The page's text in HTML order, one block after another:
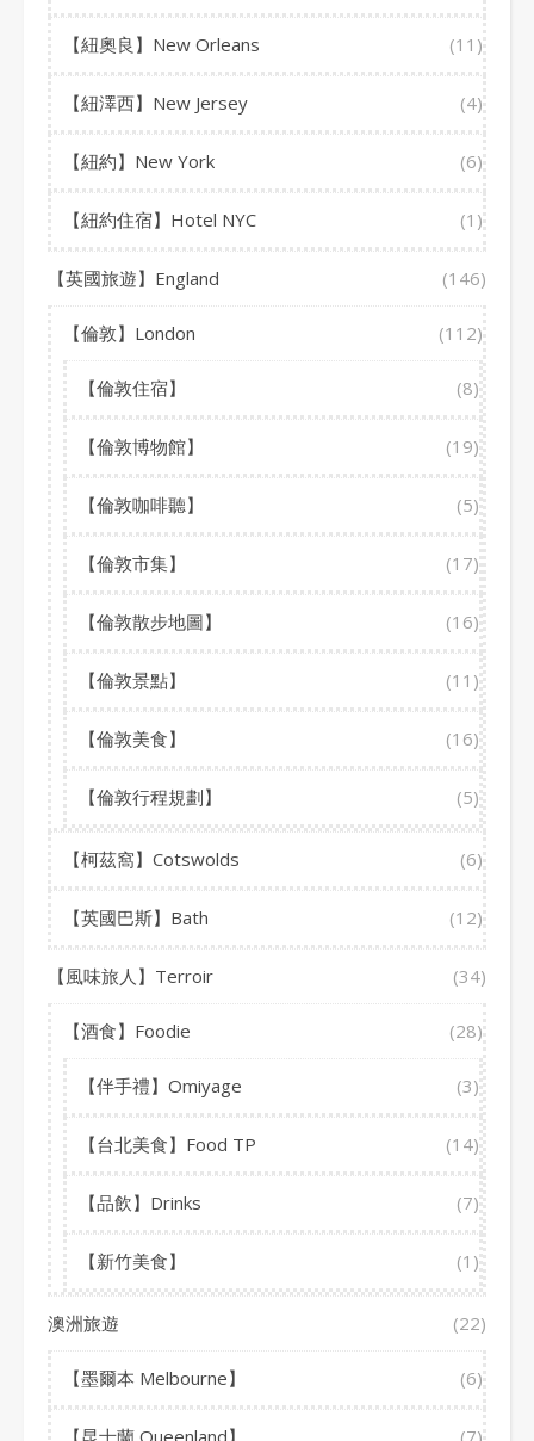
【紐奧良】New Orleans (11)
【紐澤西】New Jersey (4)
【紐約】New York (6)
【紐約住宿】Hotel NYC (1)
【英國旅遊】England (146)
【倫敦】London (112)
【倫敦住宿】 (8)
【倫敦博物館】 (19)
【倫敦咖啡聽】 (5)
【倫敦市集】 (17)
【倫敦散步地圖】 (16)
【倫敦景點】 (11)
【倫敦美食】 (16)
【倫敦行程規劃】 (5)
【柯茲窩】Cotswolds (6)
【英國巴斯】Bath (12)
【風味旅人】Terroir (34)
【酒食】Foodie (28)
【伴手禮】Omiyage (3)
【台北美食】Food TP (14)
【品飲】Drinks (7)
【新竹美食】 (1)
澳洲旅遊 (22)
【墨爾本 Melbourne】 (6)